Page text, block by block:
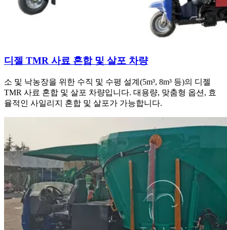
디젤 TMR 사료 혼합 및 살포 차량
소 및 낙농장을 위한 수직 및 수평 설계(5m³, 8m³ 등)의 디젤
TMR 사료 혼합 및 살포 차량입니다. 대용량, 맞춤형 옵션, 효
율적인 사일리지 혼합 및 살포가 가능합니다.